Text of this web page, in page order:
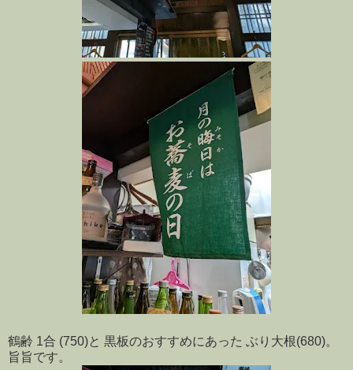
鶴齢 1合 (750)と 黒板のおすすめにあった ぶり大根(680)。
旨旨です。